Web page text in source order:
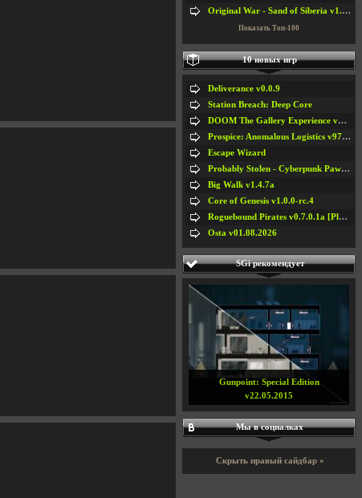
Original War - Sand of Siberia v1.6.30
Показать Топ-100
10 новых игр
Deliverance v0.0.9
Station Breach: Deep Core
DOOM The Gallery Experience v1.4.2
Prospice: Anomalous Logistics v97 [Playtest]
Escape Wizard
Probably Stolen - Cyberpunk Pawnshop Simulator v048c [Playtest]
Big Walk v1.4.7a
Core of Genesis v1.0.0-rc.4
Roguebound Pirates v0.7.0.1a [Playtest]
Osta v01.08.2026
SGi рекомендует
Gunpoint: Special Edition
v22.05.2015
Мы в социалках
Скрыть правый сайдбар »